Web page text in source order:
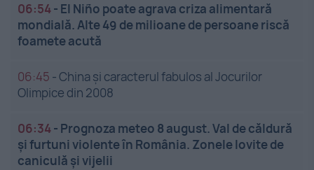
06:54- El Niño poate agrava criza alimentară
mondială. Alte 49 de milioane de persoane riscă
foamete acută
06:45 -China și caracterul fabulos al Jocurilor
Olimpice din 2008
06:34- Prognoza meteo 8 august. Val de căldură
și furtuni violente în România. Zonele lovite de
caniculă și vijelii